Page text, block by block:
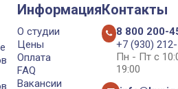
Информация
О студии
Цены
Оплата
FAQ
Вакансии
Контакты
8 800 200-
+7 (930)
Пн - Пт с
19:00